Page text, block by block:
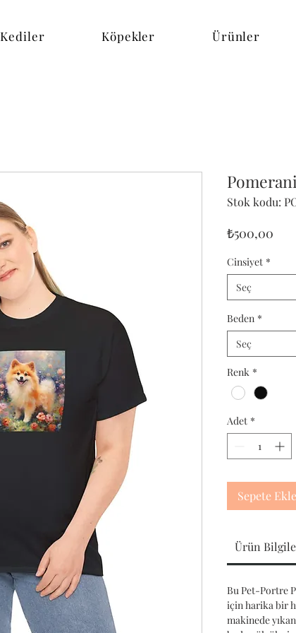
Kediler Köpekler Ürünler
Stok kodu:
₺500,00
Cinsiyet *
Seç
Beden *
Seç
Renk *
Adet *
Sepete Ekle
Ürün
Bu Pet-Portre
için harika bir
makinede